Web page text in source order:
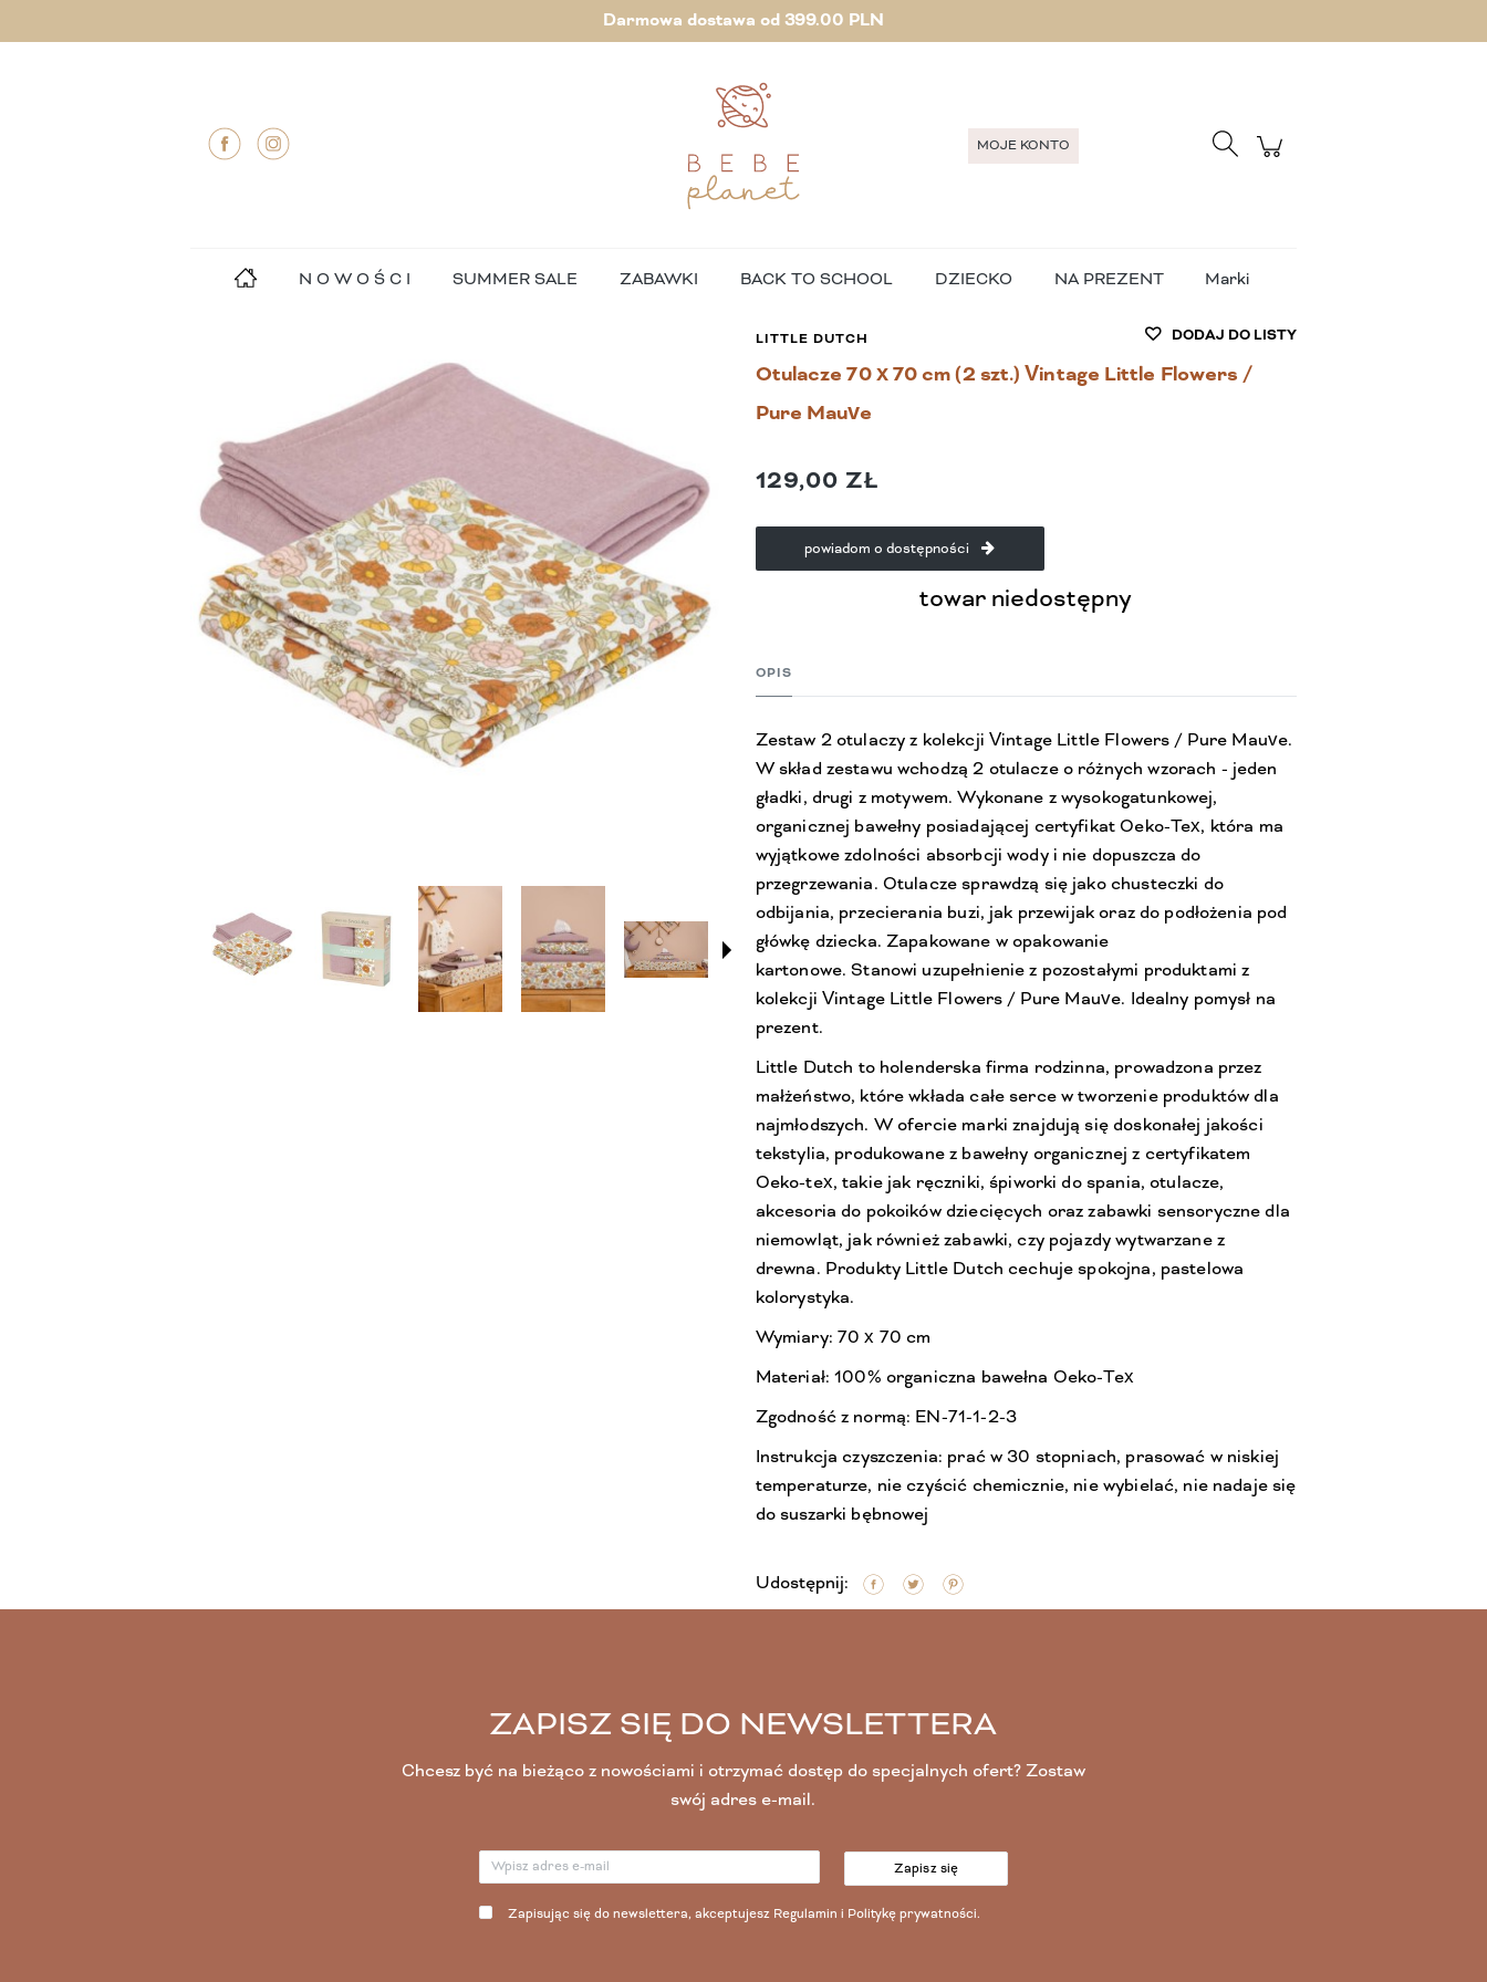
Darmowa dostawa od 399.00 PLN
MOJE KONTO
N O W O Ś C I SUMMER SALE ZABAWKI BACK TO SCHOOL DZIECKO NA PREZENT Marki
DODAJ DO LISTY
LITTLE DUTCH
Otulacze 70 x 70 cm (2 szt.) Vintage Little Flowers /
Pure Mauve
129,00 ZŁ
powiadom o dostępności
towar niedostępny
OPIS
Zestaw 2 otulaczy z kolekcji Vintage Little Flowers / Pure Mauve.
W skład zestawu wchodzą 2 otulacze o różnych wzorach - jeden
gładki, drugi z motywem. Wykonane z wysokogatunkowej,
organicznej bawełny posiadającej certyfikat Oeko-Tex, która ma
wyjątkowe zdolności absorbcji wody i nie dopuszcza do
przegrzewania. Otulacze sprawdzą się jako chusteczki do
odbijania, przecierania buzi, jak przewijak oraz do podłożenia pod
główkę dziecka. Zapakowane w opakowanie
kartonowe. Stanowi uzupełnienie z pozostałymi produktami z
kolekcji Vintage Little Flowers / Pure Mauve. Idealny pomysł na
prezent.
Little Dutch to holenderska firma rodzinna, prowadzona przez
małżeństwo, które wkłada całe serce w tworzenie produktów dla
najmłodszych. W ofercie marki znajdują się doskonałej jakości
tekstylia, produkowane z bawełny organicznej z certyfikatem
Oeko-tex, takie jak ręczniki, śpiworki do spania, otulacze,
akcesoria do pokoików dziecięcych oraz zabawki sensoryczne dla
niemowląt, jak również zabawki, czy pojazdy wytwarzane z
drewna. Produkty Little Dutch cechuje spokojna, pastelowa
kolorystyka.
Wymiary: 70 x 70 cm
Materiał: 100% organiczna bawełna Oeko-Tex
Zgodność z normą: EN-71-1-2-3
Instrukcja czyszczenia: prać w 30 stopniach, prasować w niskiej
temperaturze, nie czyścić chemicznie, nie wybielać, nie nadaje się
do suszarki bębnowej
Udostępnij:
ZAPISZ SIĘ DO NEWSLETTERA
Chcesz być na bieżąco z nowościami i otrzymać dostęp do specjalnych ofert? Zostaw
swój adres e-mail.
Zapisz się
Zapisując się do newslettera, akceptujesz Regulamin i Politykę prywatności.